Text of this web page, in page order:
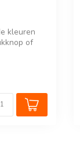
kleuren
of